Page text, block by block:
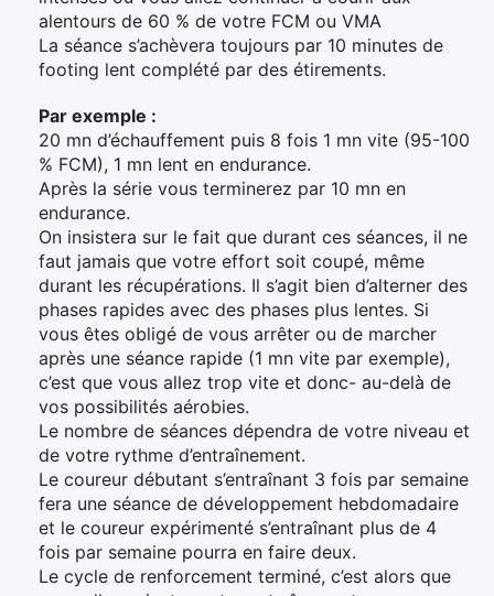
alentours de 60 % de votre FCM ou VMA
La séance s’achèvera toujours par 10 minutes de
footing lent complété par des étirements.
Par exemple :
20 mn d’échauffement puis 8 fois 1 mn vite (95-100
% FCM), 1 mn lent en endurance.
Après la série vous terminerez par 10 mn en
endurance.
On insistera sur le fait que durant ces séances, il ne
faut jamais que votre effort soit coupé, même
durant les récupérations. Il s’agit bien d’alterner des
phases rapides avec des phases plus lentes. Si
vous êtes obligé de vous arrêter ou de marcher
après une séance rapide (1 mn vite par exemple),
c’est que vous allez trop vite et donc- au-delà de
vos possibilités aérobies.
Le nombre de séances dépendra de votre niveau et
de votre rythme d’entraînement.
Le coureur débutant s’entraînant 3 fois par semaine
fera une séance de développement hebdomadaire
et le coureur expérimenté s’entraînant plus de 4
fois par semaine pourra en faire deux.
Le cycle de renforcement terminé, c’est alors que